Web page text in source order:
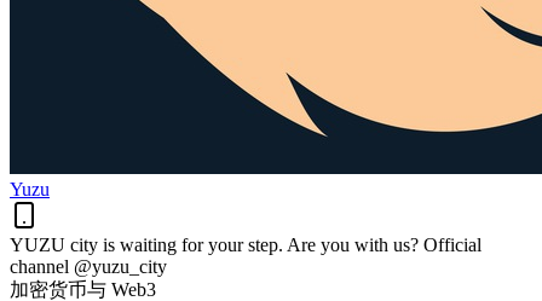
Yuzu
YUZU city is waiting for your step. Are you with us? Official
channel @yuzu_city
加密货币与 Web3